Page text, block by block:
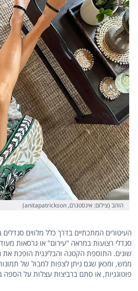
הזהב (צילום: אינסטגרם, anitapatrickson)
העיטורים המתכתיים בדרך כלל מלווים
סנדלי רצועות במראה "עירום" או גרסאות
שונים. התוספת הקטנה והבלינגית הופכת
ממש, ומכאן שגם ניתן לצפות למבול של
פוטוגניות, או סתם ברביצות עצלות על הספה